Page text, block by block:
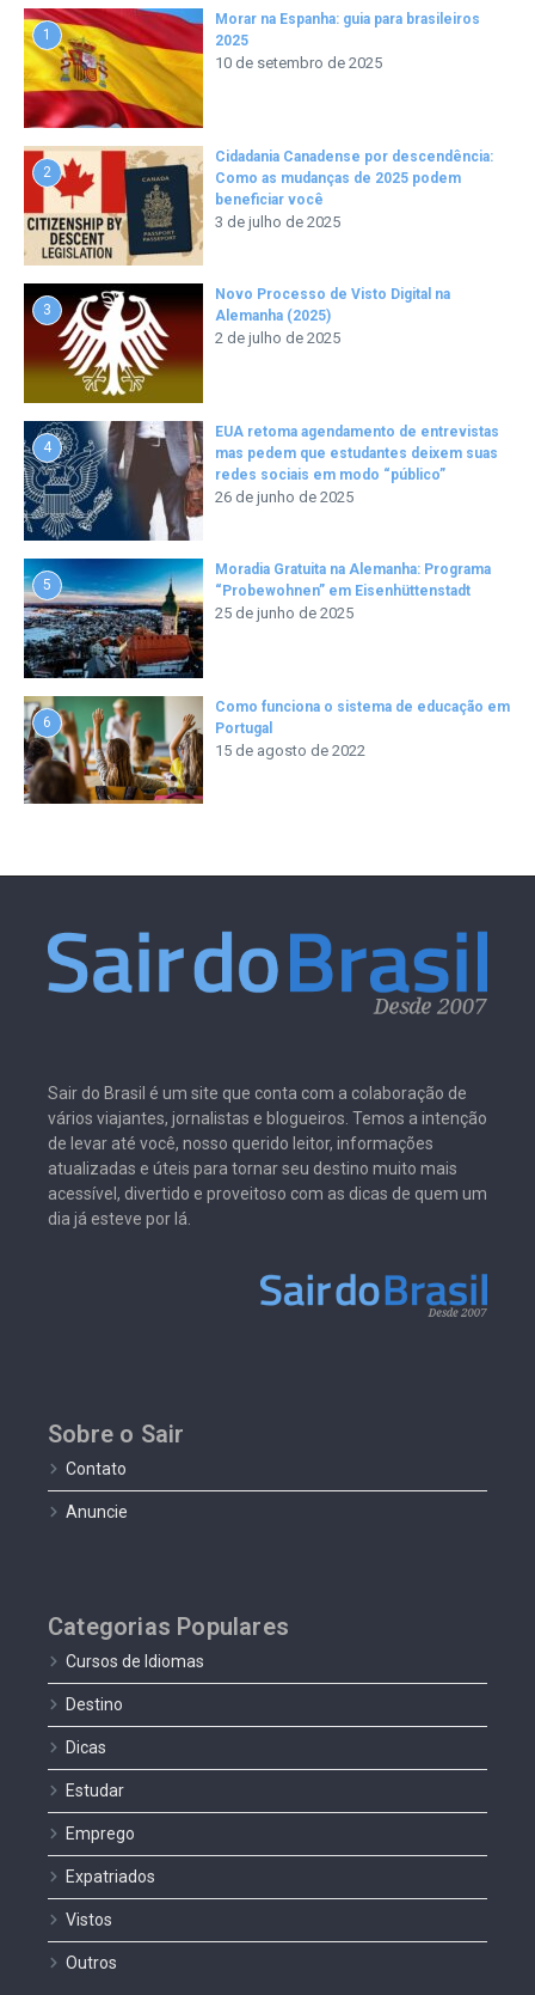
1
Morar na Espanha: guia para brasileiros
2025
10 de setembro de 2025
2
Cidadania Canadense por descendência:
Como as mudanças de 2025 podem
beneficiar você
3 de julho de 2025
3
Novo Processo de Visto Digital na
Alemanha (2025)
2 de julho de 2025
4
EUA retoma agendamento de entrevistas
mas pedem que estudantes deixem suas
redes sociais em modo “público”
26 de junho de 2025
5
Moradia Gratuita na Alemanha: Programa
“Probewohnen” em Eisenhüttenstadt
25 de junho de 2025
6
Como funciona o sistema de educação em
Portugal
15 de agosto de 2022
Sair do Brasil é um site que conta com a colaboração de
vários viajantes, jornalistas e blogueiros. Temos a intenção
de levar até você, nosso querido leitor, informações
atualizadas e úteis para tornar seu destino muito mais
acessível, divertido e proveitoso com as dicas de quem um
dia já esteve por lá.
Sobre o Sair
Contato
Anuncie
Categorias Populares
Cursos de Idiomas
Destino
Dicas
Estudar
Emprego
Expatriados
Vistos
Outros